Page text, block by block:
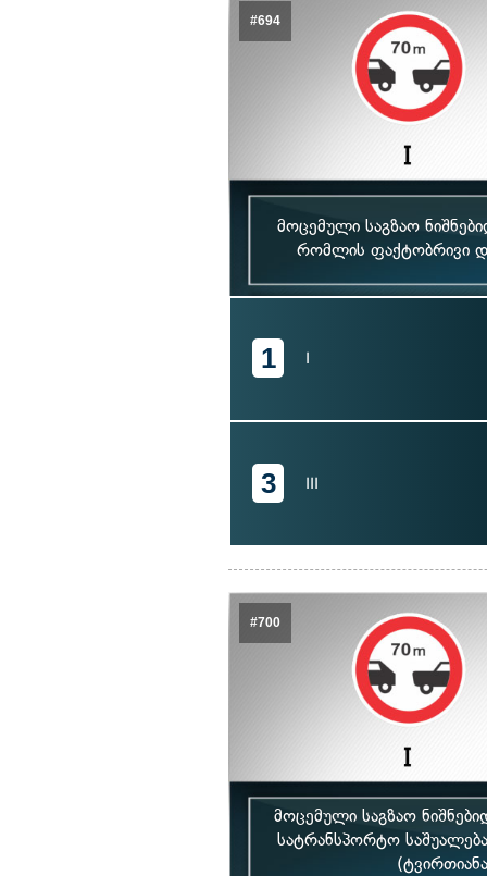
#694
მოცემული საგზაო
რომლის ფაქტობრივი
1 I
3 III
#700
მოცემული საგზაო
სატრანსპორტო